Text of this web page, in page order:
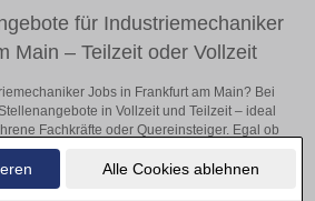
Alle Cookies ablehnen
für Industriemechaniker
Main – Teilzeit oder Vollzeit
Jobs in Frankfurt am Main? Bei
in Vollzeit und Teilzeit – ideal
Fachkräfte oder Quereinsteiger. Egal ob
Entdecken Sie jetzt neue Chancen in Ihrer
Sie sich direkt auf passende
Stellen in Frankfurt am Main!